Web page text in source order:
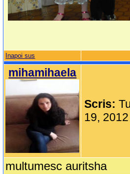
Inapoi sus
mihamihaela
Scris:
19,
multumesc auritsha